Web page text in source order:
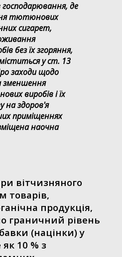
господарювання, де
тютюнових
сигарет,
без їх згоряння,
у ст. 13
заходи щодо
зменшення
виробів і їх
на здоров'я
приміщеннях
наочна
вітчизняного
товарів,
продукція,
граничний рівень
(націнки) у
10 % з